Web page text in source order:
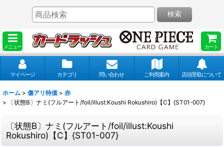
メニュー カート
検索
マイページ カテゴリ 問い合わせ ご利用案内 店頭受取について
ホーム > 傷アリ特価 > 赤
>
〔状態B〕ナミ(フルアート/foil/illust:Koushi Rokushiro)【C】{ST01-007}
〔状態B〕ナミ(フルアート/foil/illust:Koushi
Rokushiro)【C】{ST01-007}